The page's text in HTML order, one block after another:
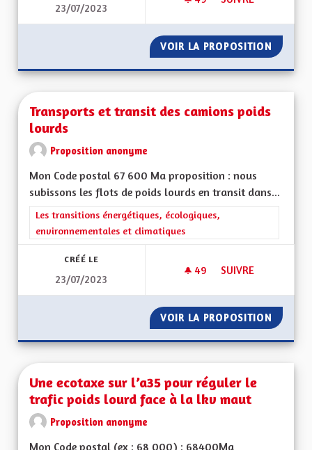
23/07/2023
VOIR LA PROPOSITION QUEL
Transports et transit des camions poids
lourds
Proposition anonyme
Mon Code postal 67 600 Ma proposition : nous
subissons les flots de poids lourds en transit dans...
Filtrer les résultats de la catégorie : Les transitions
Les transitions énergétiques, écologiques,
environnementales et climatiques
CRÉÉ LE
23/07/2023
49 49 ABONNÉS
SUIVRE
VOIR LA PROPOSITION
Une ecotaxe sur l’a35 pour réguler le
trafic poids lourd face à la lkv maut
Proposition anonyme
Mon Code postal (ex : 68 000) : 68400Ma